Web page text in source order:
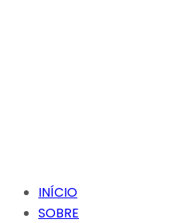
INÍCIO
SOBRE